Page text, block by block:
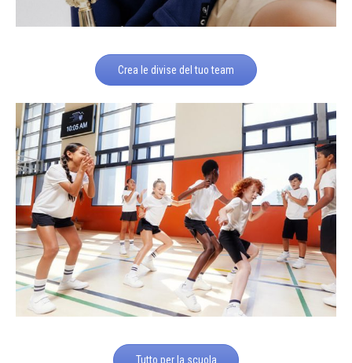
Crea le divise del tuo team
Tutto per la scuola